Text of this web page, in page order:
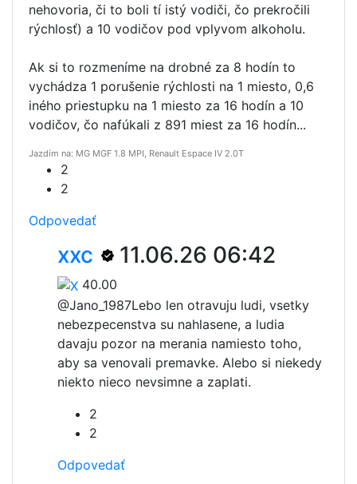
nehovoria, či to boli tí istý vodiči, čo prekročili
rýchlosť) a 10 vodičov pod vplyvom alkoholu.
Ak si to rozmeníme na drobné za 8 hodín to
vychádza 1 porušenie rýchlosti na 1 miesto, 0,6
iného priestupku na 1 miesto za 16 hodín a 10
vodičov, čo nafúkali z 891 miest za 16 hodín...
Jazdím na: MG MGF 1.8 MPI, Renault Espace IV 2.0T
2
2
Odpovedať
xxc 11.06.26 06:42
40.00
@Jano_1987Lebo len otravuju ludi, vsetky
nebezpecenstva su nahlasene, a ludia
davaju pozor na merania namiesto toho,
aby sa venovali premavke. Alebo si niekedy
niekto nieco nevsimne a zaplati.
2
2
Odpovedať